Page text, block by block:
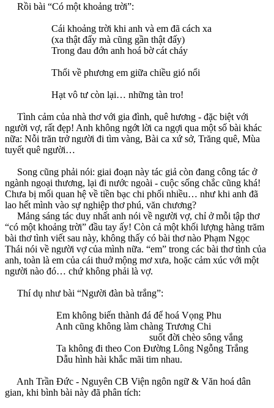
Rồi bài “Có một khoảng trời”:
Cái khoảng trời khi anh và em đã cách xa
(xa thật đấy mà cũng gần thật đấy)
Trong đau đớn anh hoá bờ cát cháy
Thổi về phương em giữa chiều gió nổi
Hạt vô tư còn lại… những tàn tro!
Tình cảm của nhà thơ với gia đình, quê hương - đặc biệt với
người vợ, rất đẹp! Anh không ngớt lời ca ngợi qua một số bài khác
nữa: Nỗi trăn trở người đi tìm vàng, Bài ca xứ sở, Trăng quê, Mùa
tuyết quê người…
Song cũng phải nói: giai đoạn này tác giả còn đang công tác ở
ngành ngoại thương, lại đi nước ngoài - cuộc sống chắc cũng khá!
Chưa bị mối quan hệ về tiền bạc chi phối nhiều… như khi anh đã
lao hết mình vào sự nghiệp thơ phú, văn chương?
Mảng sáng tác duy nhất anh nói về người vợ, chỉ ở mỗi tập thơ
“có một khoảng trời” đầu tay ấy! Còn cả một khối lượng hàng trăm
bài thơ tình viết sau này, không thấy có bài thơ nào Phạm Ngọc
Thái nói về người vợ của mình nữa. “em” trong các bài thơ tình của
anh, toàn là em của cái thuở mộng mơ xưa, hoặc cảm xúc với một
người nào đó… chứ không phải là vợ.
Thí dụ như bài “Người đàn bà trắng”:
Em không biến thành đá để hoá Vọng Phu
Anh cũng không làm chàng Trương Chi
suốt đời chèo sông vắng
Ta không đi theo Con Đường Lông Ngỗng Trắng
Dẫu hình hài khắc mãi tim nhau.
Anh Trần Đức - Nguyên CB Viện ngôn ngữ & Văn hoá dân
gian, khi bình bài này đã phân tích: